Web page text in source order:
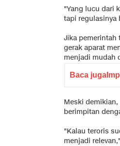
"Yang lucu dari
tapi regulasinya
Jika pemerintah
gerak aparat
menjadi mudah
Baca juga
Meski
berimpitan
"Kalau teroris
menjadi